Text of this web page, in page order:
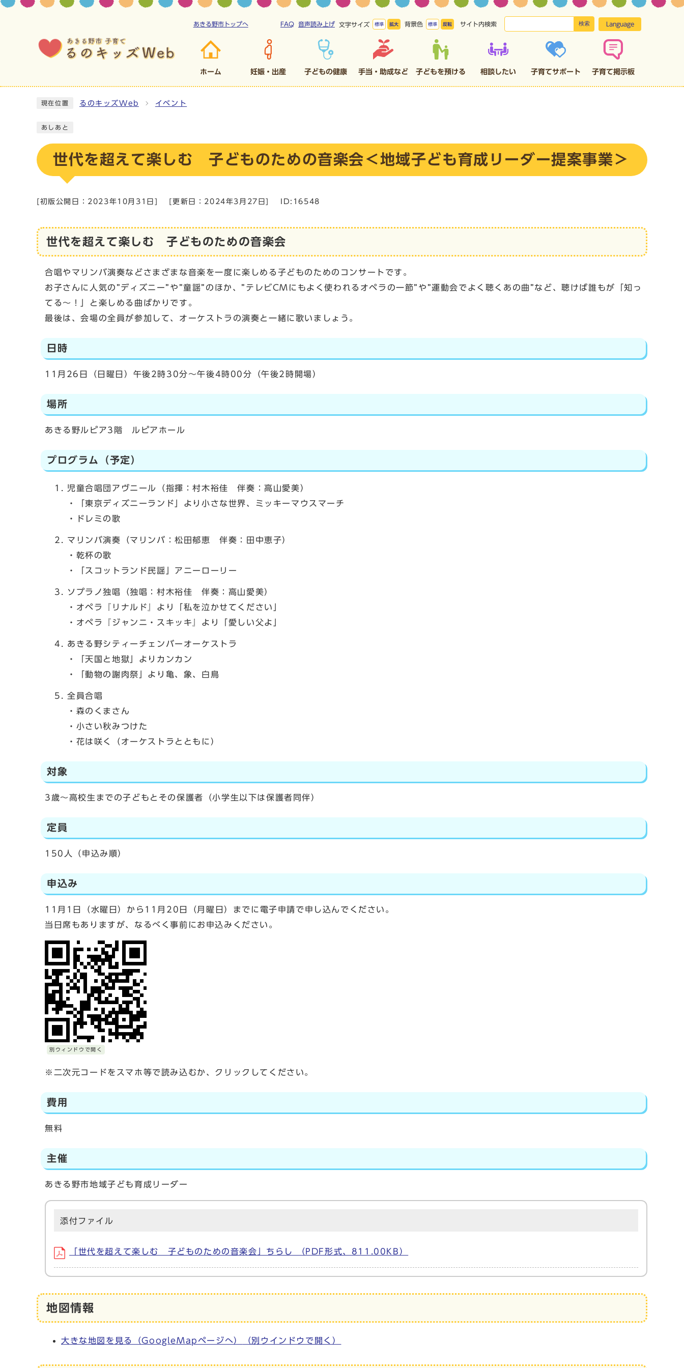
あきる野市トップへ FAQ 音声読み上げ 文字サイズ 標準 拡大 背景色 標準 反転 サイト内検索 検索 Language
ホーム 妊娠・出産 子どもの健康 手当・助成など 子どもを預ける 相談したい 子育てサポート 子育て掲示板
現在位置 るのキッズWeb イベント
あしあと
世代を超えて楽しむ 子どものための音楽会＜地域子ども育成リーダー提案事業＞
[初版公開日： 2023年10月31日 [更新日： 2024年3月27日 ID:16548
世代を超えて楽しむ 子どものための音楽会
合唱やマリンバ演奏などさまざまな音楽を一度に楽しめる子どものためのコンサートです。
お子さんに人気の”ディズニー”や”童謡”のほか、”テレビCMにもよく使われるオペラの一節”や”運動会でよく聴くあの曲”など、聴けば誰もが「知っ
てる～！」と楽しめる曲ばかりです。
最後は、会場の全員が参加して、オーケストラの演奏と一緒に歌いましょう。
日時
11月26日（日曜日）午後2時30分～午後4時00分（午後2時開場）
場所
あきる野ルピア3階 ルピアホール
プログラム（予定）
児童合唱団アヴニール（指揮：村木裕佳 伴奏：高山愛美）
・「東京ディズニーランド」より小さな世界、ミッキーマウスマーチ
・ドレミの歌
マリンバ演奏（マリンバ：松田郁恵 伴奏：田中恵子）
・乾杯の歌
・「スコットランド民謡」アニーローリー
ソプラノ独唱（独唱：村木裕佳 伴奏：高山愛美）
・オペラ『リナルド』より「私を泣かせてください」
・オペラ『ジャンニ・スキッキ』より「愛しい父よ」
あきる野シティーチェンバーオーケストラ
・「天国と地獄」よりカンカン
・「動物の謝肉祭」より亀、象、白鳥
全員合唱
・森のくまさん
・小さい秋みつけた
・花は咲く（オーケストラとともに）
対象
3歳～高校生までの子どもとその保護者（小学生以下は保護者同伴）
定員
150人（申込み順）
申込み
11月1日（水曜日）から11月20日（月曜日）までに電子申請で申し込んでください。
当日席もありますが、なるべく事前にお申込みください。
別ウィンドウで開く
※二次元コードをスマホ等で読み込むか、クリックしてください。
費用
無料
主催
あきる野市地域子ども育成リーダー
添付ファイル
「世代を超えて楽しむ 子どものための音楽会」ちらし （PDF形式、811.00KB）
地図情報
大きな地図を見る（GoogleMapページへ） （別ウインドウで開く）